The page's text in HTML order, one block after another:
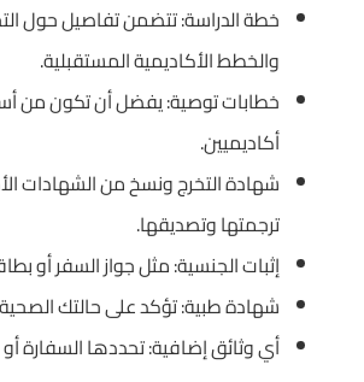
خطة الدراسة: تتضمن تفاصيل حول
والخطط الأكاديمية المستقبلية.
خطابات توصية: يفضل أن تكون من
أكاديميين.
شهادة التخرج ونسخ من الشهادات
ترجمتها وتصديقها.
إثبات الجنسية: مثل جواز السفر أو
شهادة طبية: تؤكد على حالتك الصحية
أي وثائق إضافية: تحددها السفارة